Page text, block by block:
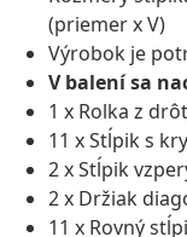
(priemer x V)
Výrobok je
V balení sa
1 x Rolka z
11 x Stĺpik s
2 x Stĺpik
2 x Držiak
11 x Rovný